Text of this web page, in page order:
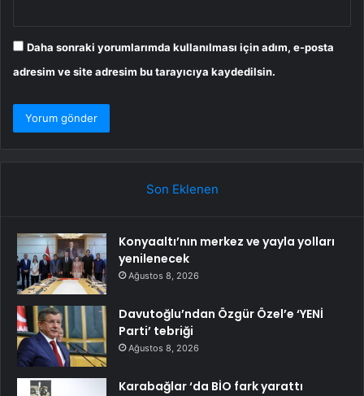
Daha sonraki yorumlarımda kullanılması için adım, e-posta
adresim ve site adresim bu tarayıcıya kaydedilsin.
Son Eklenen
Konyaaltı’nın merkez ve yayla yolları
yenilenecek
Ağustos 8, 2026
Davutoğlu’ndan Özgür Özel’e ‘YENİ
Parti’ tebriği
Ağustos 8, 2026
Karabağlar ‘da BİO fark yarattı